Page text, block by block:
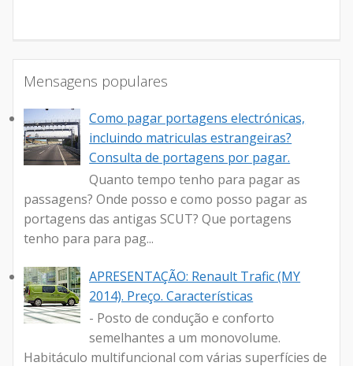
Mensagens populares
Como pagar portagens electrónicas,
incluindo matriculas estrangeiras?
Consulta de portagens por pagar.
Quanto tempo tenho para pagar as
passagens? Onde posso e como posso pagar as
portagens das antigas SCUT? Que portagens
tenho para para pag...
APRESENTAÇÃO: Renault Trafic (MY
2014). Preço. Características
- Posto de condução e conforto
semelhantes a um monovolume.
Habitáculo multifuncional com várias superfícies de